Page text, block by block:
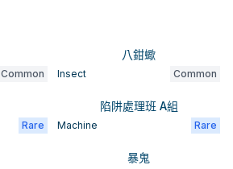
Common
八鉗蠍
Insect Common
Rare
陷阱處理班 A組
Machine Rare
暴鬼